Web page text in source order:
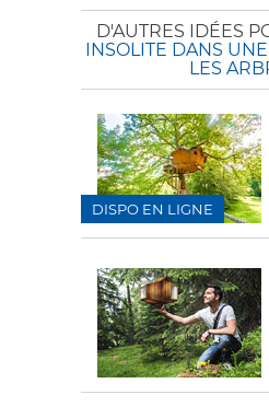
D'AUTRES IDÉES
INSOLITE DANS
LES
DISPO EN LIGNE